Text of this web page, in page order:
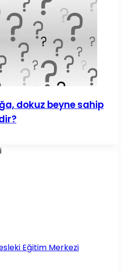
dokuz beyne sahip
Eğitim Merkezi